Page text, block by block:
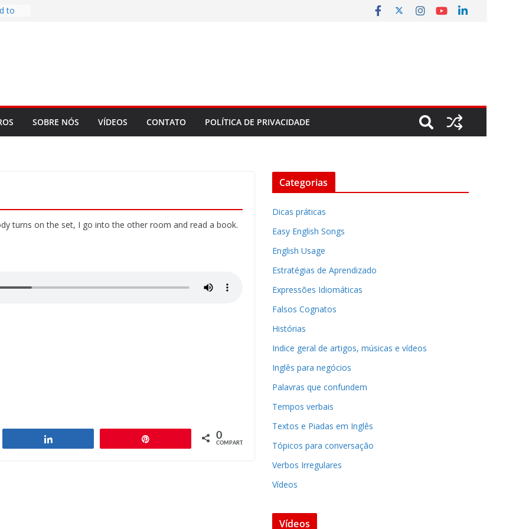
to
SOBRE NÓS VÍDEOS CONTATO POLÍTICA DE PRIVACIDADE
turns on the set, I go into the other room and read a book.
0
COMPART.
Categorias
Dicas práticas
Easy English Songs
English Usage
Estratégias de Aprendizado
Expressões Idiomáticas
Falsos Cognatos
Histórias
Indice geral de artigos, músicas e vídeos
Inglês para negócios
Palavras que confundem
Tempos verbais
Textos e Piadas em Inglês
Tópicos para conversação
Verbos Irregulares
Vídeos
Vídeos